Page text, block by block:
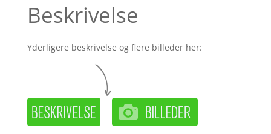
Beskrivelse
Yderligere beskrivelse og flere billeder her: